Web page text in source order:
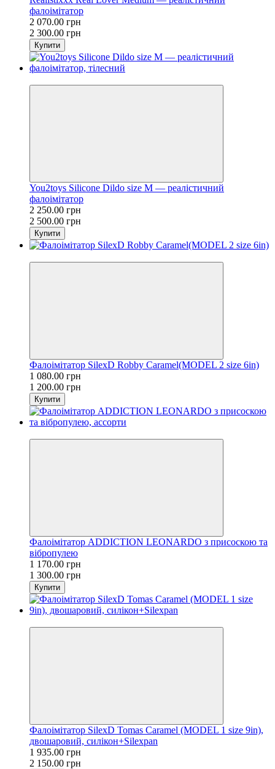
фалоімітатор
2 070.00 грн
2 300.00 грн
Купити
You2toys Silicone Dildo size M — реалістичний
фалоімітатор
2 250.00 грн
2 500.00 грн
Купити
Фалоімітатор SilexD Robby Caramel(MODEL 2 size 6in)
1 080.00 грн
1 200.00 грн
Купити
Фалоімітатор ADDICTION LEONARDO з присоскою та
вібропулею
1 170.00 грн
1 300.00 грн
Купити
Фалоімітатор SilexD Tomas Caramel (MODEL 1 size 9in),
двошаровий, силікон+Silexpan
1 935.00 грн
2 150.00 грн